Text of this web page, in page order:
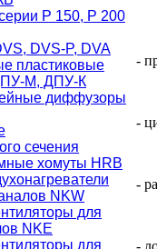
Р 150, Р 200
DVS-P, DVA
пластиковые
М, ДПУ-К
диффузоры
сечения
хомуты HRB
NKW
для
NKE
для
-
-
-